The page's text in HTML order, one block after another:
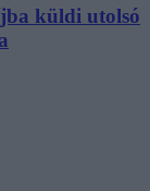
küldi utolsó